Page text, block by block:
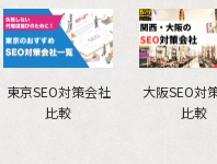
東京SEO対策会社
比較
大阪SEO対
比較